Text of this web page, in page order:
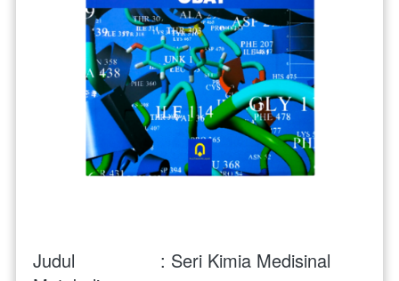
Judul                : Seri Kimia Medisinal